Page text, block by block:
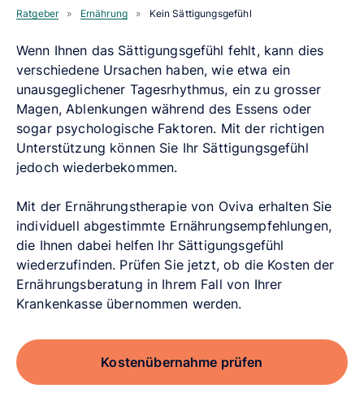
Ratgeber » Ernährung » Kein Sättigungsgefühl
Wenn Ihnen das Sättigungsgefühl fehlt, kann dies
verschiedene Ursachen haben, wie etwa ein
unausgeglichener Tagesrhythmus, ein zu grosser
Magen, Ablenkungen während des Essens oder
sogar psychologische Faktoren. Mit der richtigen
Unterstützung können Sie Ihr Sättigungsgefühl
jedoch wiederbekommen.
Mit der Ernährungstherapie von Oviva erhalten Sie
individuell abgestimmte Ernährungsempfehlungen,
die Ihnen dabei helfen Ihr Sättigungsgefühl
wiederzufinden. Prüfen Sie jetzt, ob die Kosten der
Ernährungsberatung in Ihrem Fall von Ihrer
Krankenkasse übernommen werden.
Kostenübernahme prüfen